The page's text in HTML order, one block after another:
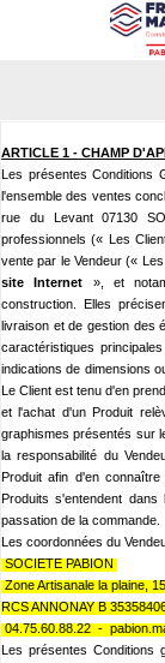
au
contenu
principal
ARTICLE 1 - CHAMP
Les présentes Conditions
l'ensemble des ventes
rue du Levant 07130
professionnels (« Les
vente par le Vendeur («
site Internet », et
construction. Elles
livraison et de gestion des
caractéristiques
indications de dimensions
Le Client est tenu d'en
et l'achat d'un Produit
graphismes présentés sur
la responsabilité du
Produit afin d'en
Produits s'entendent
passation de la commande.
Les coordonnées du
SOCIETE PABION
Zone Artisanale la plaine,
RCS ANNONAY B
04.75.60.88.22 -
Les présentes Conditions